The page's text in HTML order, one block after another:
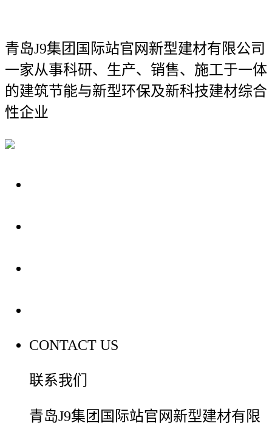
青岛J9集团国际站官网新型建材有限公司
一家从事科研、生产、销售、施工于一体
的建筑节能与新型环保及新科技建材综合
性企业
CONTACT US
联系我们
青岛J9集团国际站官网新型建材有限